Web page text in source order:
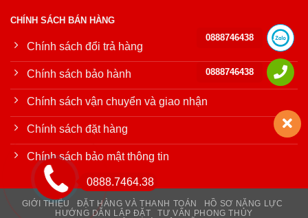
CHÍNH SÁCH BÁN HÀNG
Chính sách đổi trả hàng
Chính sách bảo hành
Chính sách vận chuyển và giao nhận
Chính sách đặt hàng
Chính sách bảo mật thông tin
GIỚI THIỆU ĐẶT HÀNG VÀ THANH TOÁN
HỒ SƠ NĂNG LỰC
HƯỚNG DẪN LẮP ĐẶT
TƯ VẤN PHONG THỦY
0888.7464.38
0888746438
0888746438